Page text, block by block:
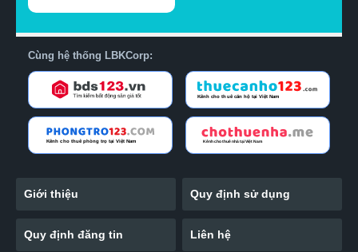
Cùng hệ thống LBKCorp:
Giới thiệu Quy định sử dụng
Quy định đăng tin Liên hệ